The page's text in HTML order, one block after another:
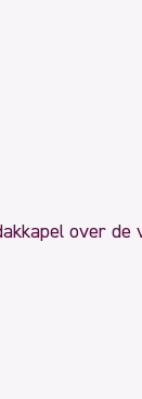
over